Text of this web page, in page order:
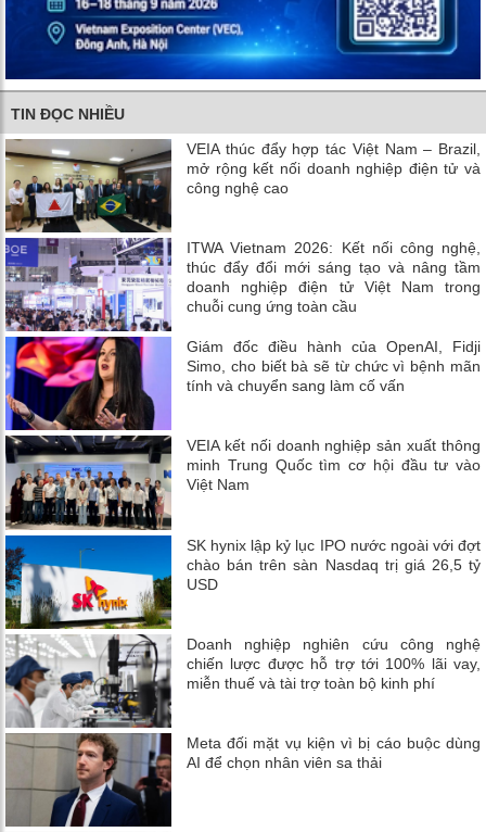
TIN ĐỌC NHIỀU
VEIA thúc đẩy hợp tác Việt Nam – Brazil,
mở rộng kết nối doanh nghiệp điện tử và
công nghệ cao
ITWA Vietnam 2026: Kết nối công nghệ,
thúc đẩy đổi mới sáng tạo và nâng tầm
doanh nghiệp điện tử Việt Nam trong
chuỗi cung ứng toàn cầu
Giám đốc điều hành của OpenAI, Fidji
Simo, cho biết bà sẽ từ chức vì bệnh mãn
tính và chuyển sang làm cố vấn
VEIA kết nối doanh nghiệp sản xuất thông
minh Trung Quốc tìm cơ hội đầu tư vào
Việt Nam
SK hynix lập kỷ lục IPO nước ngoài với đợt
chào bán trên sàn Nasdaq trị giá 26,5 tỷ
USD
Doanh nghiệp nghiên cứu công nghệ
chiến lược được hỗ trợ tới 100% lãi vay,
miễn thuế và tài trợ toàn bộ kinh phí
Meta đối mặt vụ kiện vì bị cáo buộc dùng
AI để chọn nhân viên sa thải